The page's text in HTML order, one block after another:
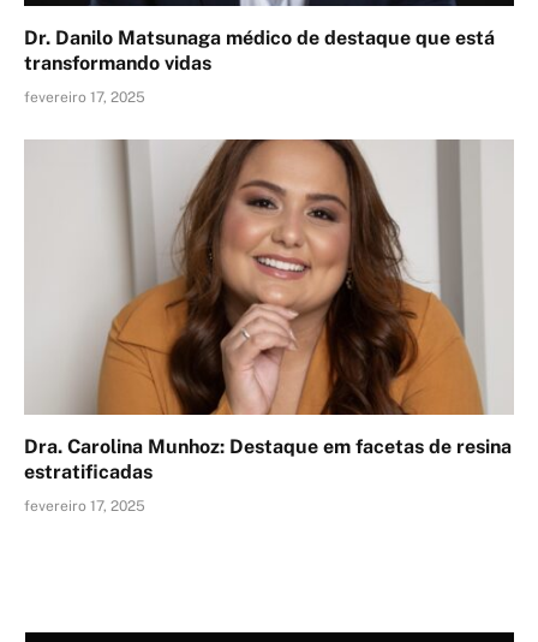
Dr. Danilo Matsunaga médico de destaque que está
transformando vidas
fevereiro 17, 2025
Dra. Carolina Munhoz: Destaque em facetas de resina
estratificadas
fevereiro 17, 2025